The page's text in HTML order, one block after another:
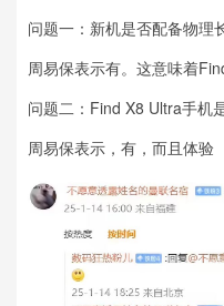
问题一：新机是否配备物理
周易保表示有。这意味着
问题二：Find X8 Ultra手机
周易保表示，有，而且体验